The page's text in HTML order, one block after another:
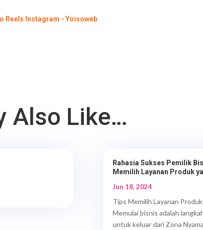
Reels Instagram - Yoisoweb
Also Like…
Rahasia Sukses Pemilik
Memilih Layanan Produk
Jun 18, 2024
Tips Memilih Layanan
Memulai bisnis adalah
untuk keluar dari Zona